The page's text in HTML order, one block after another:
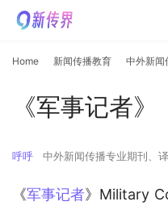
Home 新闻传播教育 中外新闻
《军事记者》
呼呼 中外新闻传播专业期刊、
《军事记者》Military